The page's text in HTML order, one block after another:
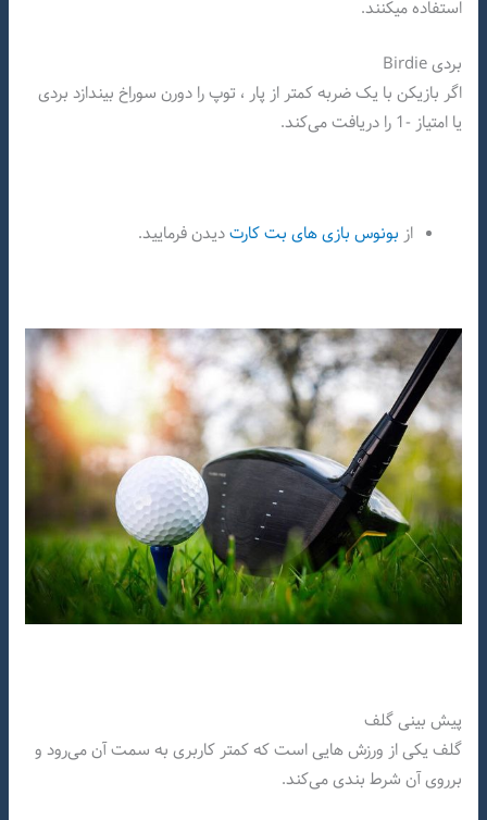
استفاده میکنند.
بردی Birdie
اگر بازیکن با یک ضربه کمتر از پار ، توپ را دورن سوراخ بیندازد بردی
یا امتیاز -1 را دریافت می‌کند.
از بونوس بازی های بت کارتدیدن فرمایید.
پیش بینی گلف
گلف یکی از ورزش هایی است که کمتر کاربری به سمت آن می‌رود و
برروی آن شرط بندی می‌کند.